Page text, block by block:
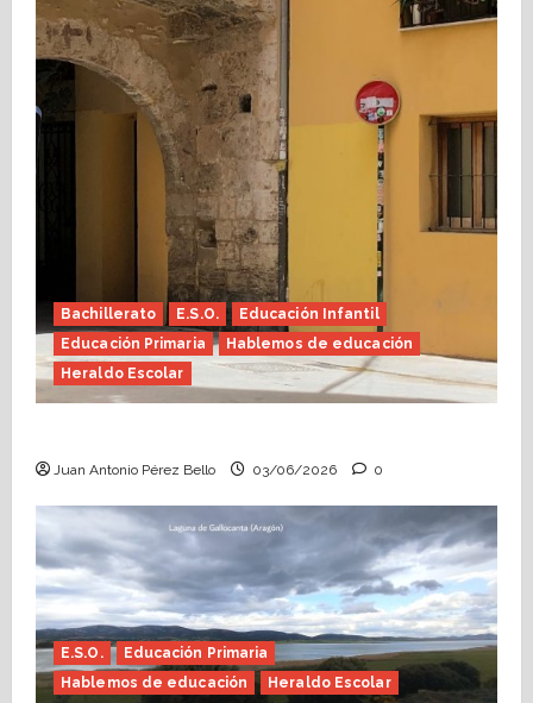
Bachillerato E.S.O.
Educación Infantil
Educación Primaria
Hablemos de educación
Heraldo Escolar
Juan Antonio Pérez Bello 03/06/2026 0
E.S.O.
Educación Primaria
Hablemos de educación
Heraldo Escolar